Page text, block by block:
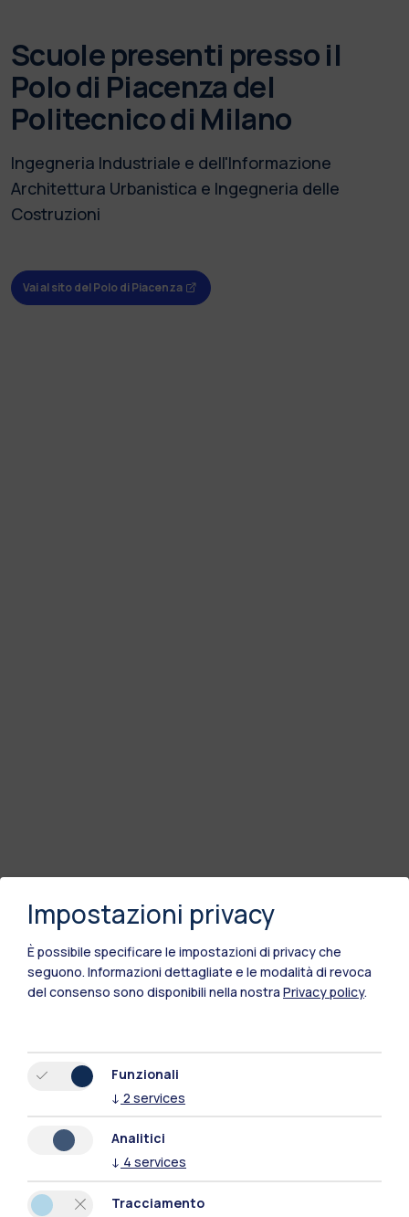
Scuole presenti presso il
Polo di Piacenza del
Politecnico di Milano
Ingegneria Industriale e dell'Informazione
Architettura Urbanistica e Ingegneria delle
Costruzioni
Vai al sito del Polo di Piacenza
Polimi Community
Tutti i siti dell’ecosistema
Impostazioni privacy
È possibile specificare le impostazioni di privacy che
seguono. Informazioni dettagliate e le modalità di revoca
del consenso sono disponibili nella nostra Privacy policy.
Funzionali
↓ 2 services
Analitici
↓ 4 services
Tracciamento